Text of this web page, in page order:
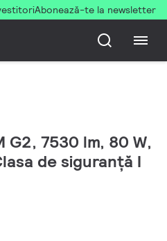
Abonează-te la newsletter
G2, 7530 lm, 80 W,
de siguranță I